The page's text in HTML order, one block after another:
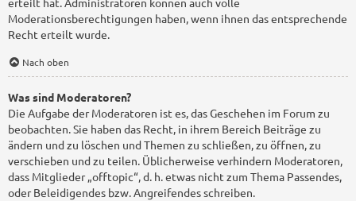
Moderationsberechtigungen haben, wenn ihnen das entsprechende
Recht erteilt wurde.
Nach oben
Was sind Moderatoren?
Die Aufgabe der Moderatoren ist es, das Geschehen im Forum zu
beobachten. Sie haben das Recht, in ihrem Bereich Beiträge zu
ändern und zu löschen und Themen zu schließen, zu öffnen, zu
verschieben und zu teilen. Üblicherweise verhindern Moderatoren,
dass Mitglieder „offtopic“, d. h. etwas nicht zum Thema Passendes,
oder Beleidigendes bzw. Angreifendes schreiben.